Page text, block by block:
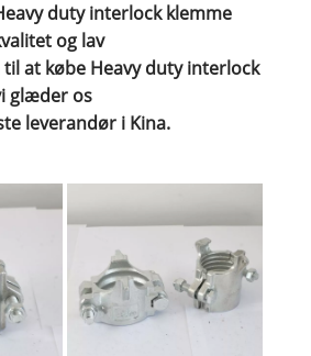
duty interlock klemme
og lav
at købe Heavy duty interlock
glæder os
leverandør i Kina.